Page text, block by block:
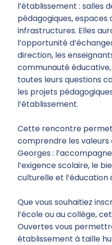
l’établissement : salles
pédagogiques, espaces
infrastructures. Elles
l’opportunité
direction, les
communauté
toutes leurs questions
les projets
l’établissement.
Cette rencontre
comprendre les valeurs
Georges :
l’exigence scolaire, le
culturelle et l’éducation
Que vous souhaitiez
l’école ou au collège,
Ouvertes vous
établissement à taille